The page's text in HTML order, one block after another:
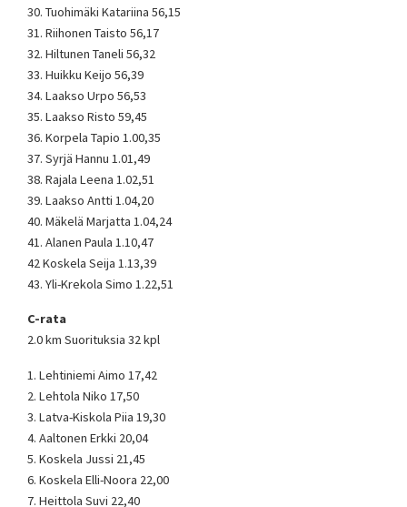
30. Tuohimäki Katariina 56,15
31. Riihonen Taisto 56,17
32. Hiltunen Taneli 56,32
33. Huikku Keijo 56,39
34. Laakso Urpo 56,53
35. Laakso Risto 59,45
36. Korpela Tapio 1.00,35
37. Syrjä Hannu 1.01,49
38. Rajala Leena 1.02,51
39. Laakso Antti 1.04,20
40. Mäkelä Marjatta 1.04,24
41. Alanen Paula 1.10,47
42 Koskela Seija 1.13,39
43. Yli-Krekola Simo 1.22,51
C-rata
2.0 km Suorituksia 32 kpl
1. Lehtiniemi Aimo 17,42
2. Lehtola Niko 17,50
3. Latva-Kiskola Piia 19,30
4. Aaltonen Erkki 20,04
5. Koskela Jussi 21,45
6. Koskela Elli-Noora 22,00
7. Heittola Suvi 22,40